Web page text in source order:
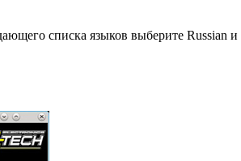
списка языков выберите Russian